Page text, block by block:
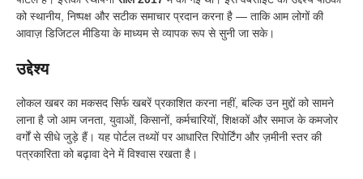
को स्थानीय, निष्पक्ष और सटीक समाचार प्रदान करना है — ताकि आम लोगों की
आवाज़ डिजिटल मीडिया के माध्यम से व्यापक रूप से सुनी जा सके।
उद्देश्य
लोकल खबर का मकसद सिर्फ खबरें प्रकाशित करना नहीं, बल्कि उन मुद्दों को सामने
लाना है जो आम जनता, युवाओं, किसानों, कर्मचारियों, शिक्षकों और समाज के कमजोर
वर्गों से सीधे जुड़े हैं। यह पोर्टल तथ्यों पर आधारित रिपोर्टिंग और ज़मीनी स्तर की
पत्रकारिता को बढ़ावा देने में विश्वास रखता है।